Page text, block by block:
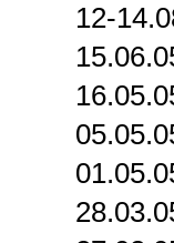
12-